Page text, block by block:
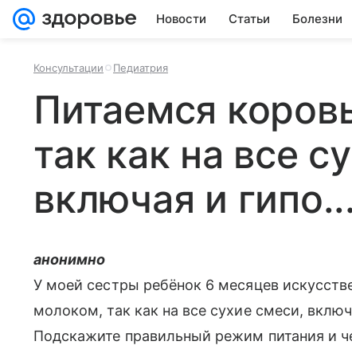
Новости Статьи Болезни
Консультации Педиатрия
Питаемся
так как на все
включая и гипо...
анонимно
У моей сестры ребёнок 6 месяцев
молоком, так как на все сухие смеси,
Подскажите правильный режим питания и